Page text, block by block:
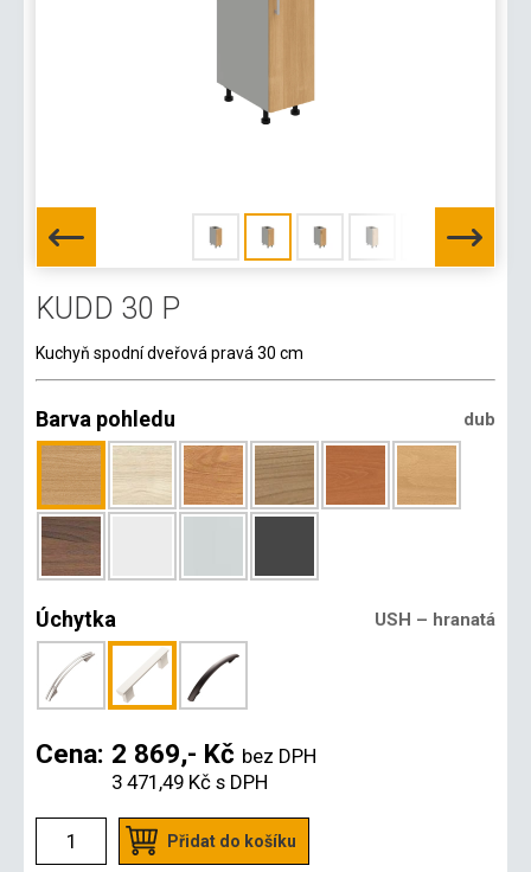
KUDD 30 P
Kuchyň spodní dveřová pravá 30 cm
Barva pohledu dub
Úchytka USH – hranatá
Cena: 2 869,- Kč bez DPH
3 471,49 Kč s DPH
Přidat do košíku